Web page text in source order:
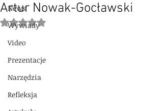
News
Wywiady
Video
Prezentacje
Narzędzia
Refleksja
Artur Nowak-Gocławski
Oceniono na NaN z 5 gwiazdek.